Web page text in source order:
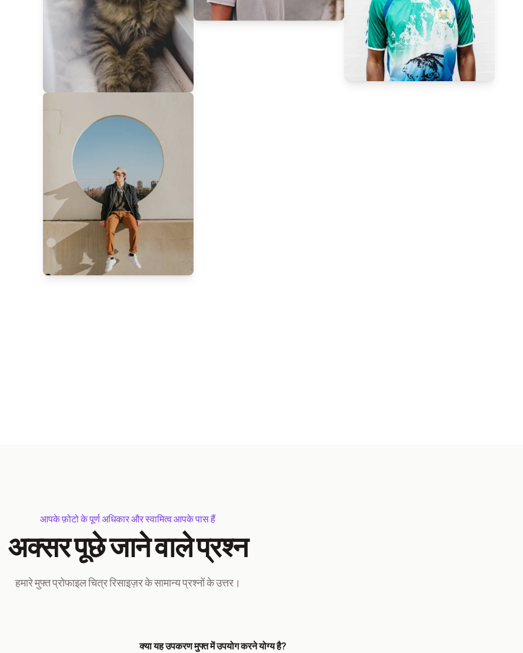
आपके फ़ोटो के पूर्ण अधिकार और स्वामित्व आपके पास हैं
अक्सर पूछे जाने वाले प्रश्न
हमारे मुफ्त प्रोफाइल चित्र रिसाइज़र के सामान्य प्रश्नों के उत्तर।
क्या यह उपकरण मुफ्त में उपयोग करने योग्य है?